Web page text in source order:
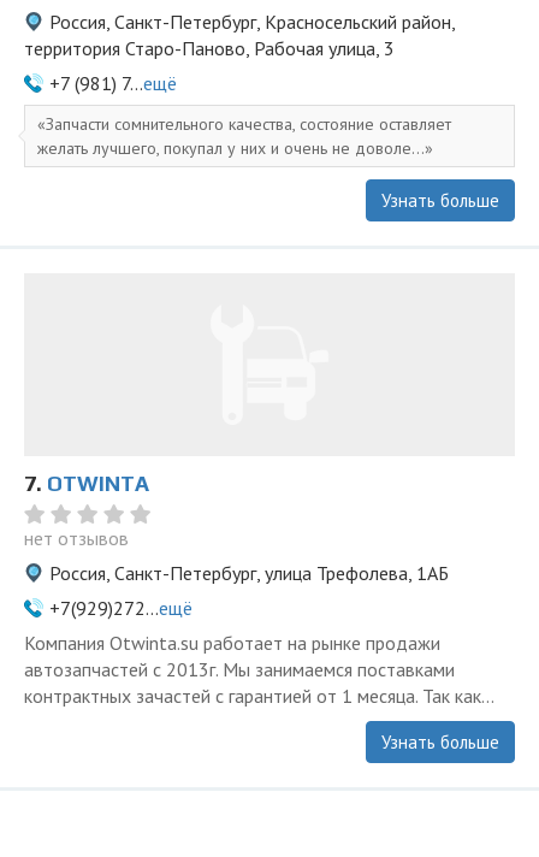
Россия, Санкт-Петербург, Красносельский район,
территория Старо-Паново, Рабочая улица, 3
+7 (981) 7...ещё
Запчасти сомнительного качества, состояние оставляет
желать лучшего, покупал у них и очень не доволе...
Узнать больше
7. OTWINTA
нет отзывов
Россия, Санкт-Петербург, улица Трефолева, 1АБ
+7(929)272...ещё
Компания Otwinta.su работает на рынке продажи
автозапчастей с 2013г. Мы занимаемся поставками
контрактных зачастей с гарантией от 1 месяца. Так как...
Узнать больше